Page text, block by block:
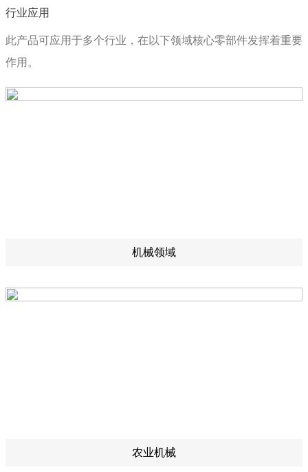
行业应用
此产品可应用于多个行业，在以下领域核心零部件发挥着重要
作用。
机械领域
农业机械